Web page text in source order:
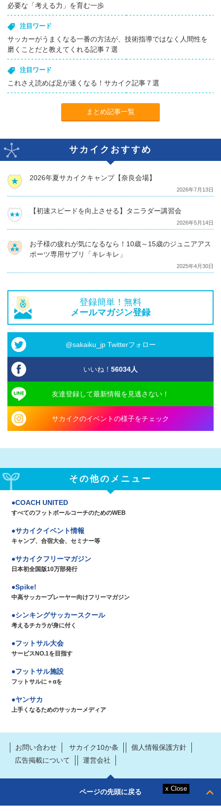
必要な「考える力」を育む一歩
注目ワード
サッカーがうまくなる一番の方法が、技術指導ではなく人間性を
磨くことだと教えてくれる記事７選
注目ワード
これさえ読めば足が速くなる！サカイク記事７選
まとめ記事一覧
サカイクおすすめ
2026年夏サカイクキャンプ【奈良会場】
2026年7月13日
【初速スピードを向上させる】タニラダー講習会
2026年5月14日
お子様の疲れが気になるなら！10歳～15歳のジュニアアス
ポーツ専用サプリ「キレキレ」
2025年4月30日
登録簡単！無料
メールマガジン登録
@sakaiku_jp Twitterフォロー
いいね！ 56034人
友達登録して最新情報を見逃さない！
サカイクのイベントの様子をチェック
その他のメニュー
COACH UNITED
すべてのフットボールコーチのためのWEB
サカイクイベント情報
キャンプ、合宿大会、セミナー等
サカイクフリーマガジン
日本初全国版10万部発行
Spike!
中高サッカープレーヤー向けフリーマガジン
シンキングサッカースクール
考えるチカラが身に付く
フットサル大会
サービスNO.1を目指す
フットサル施設
フットサルに＋αを
ヤンサカ
上手くなるためのサッカーメディア
お問い合わせ サカイク10か条
個人情報保護方針
広告掲載について
運営会社
ページの先頭に戻る